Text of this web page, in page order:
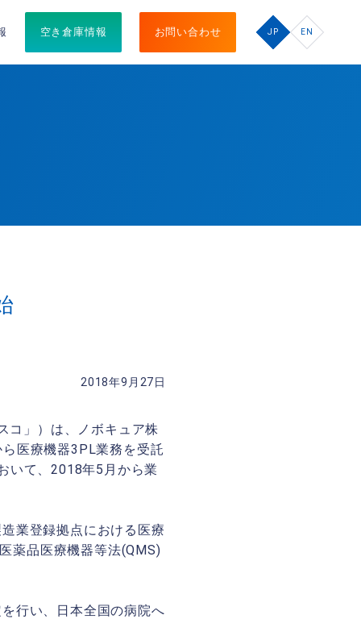
空き倉庫情報 お問い合わせ JP EN
2018年9月27日
コ」）は、ノボキュア株
医療機器3PL業務を受託
いて、2018年5月から業
業登録拠点における医療
薬品医療機器等法(QMS)
行い、日本全国の病院へ